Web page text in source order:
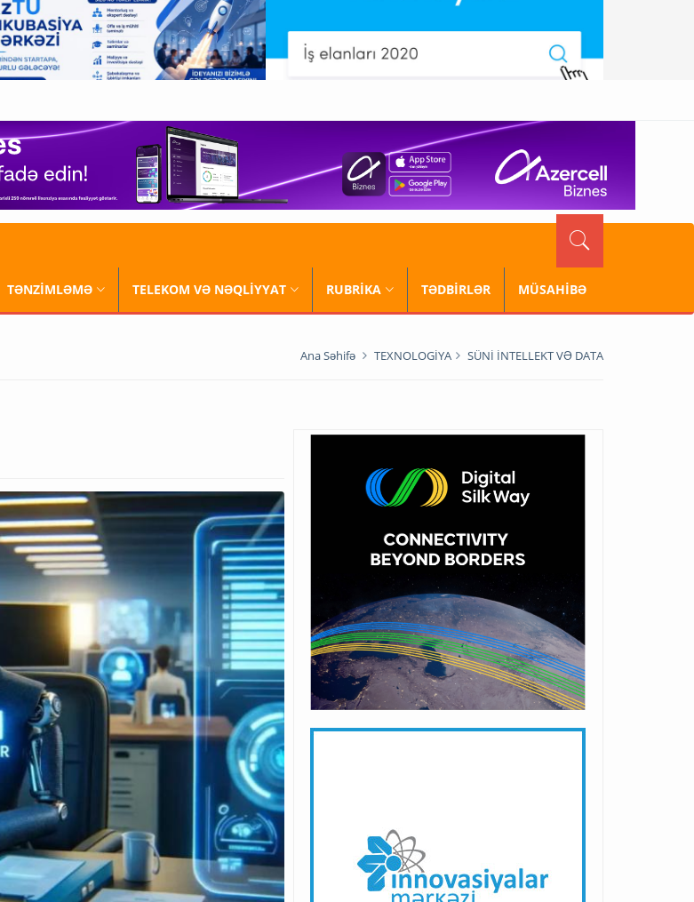
TƏNZİMLƏMƏ TELEKOM VƏ NƏQLİYYAT RUBRİKA TƏDBİRLƏR MÜSAHİBƏ
Ana Səhifə TEXNOLOGİYA SÜNİ İNTELLEKT VƏ DATA